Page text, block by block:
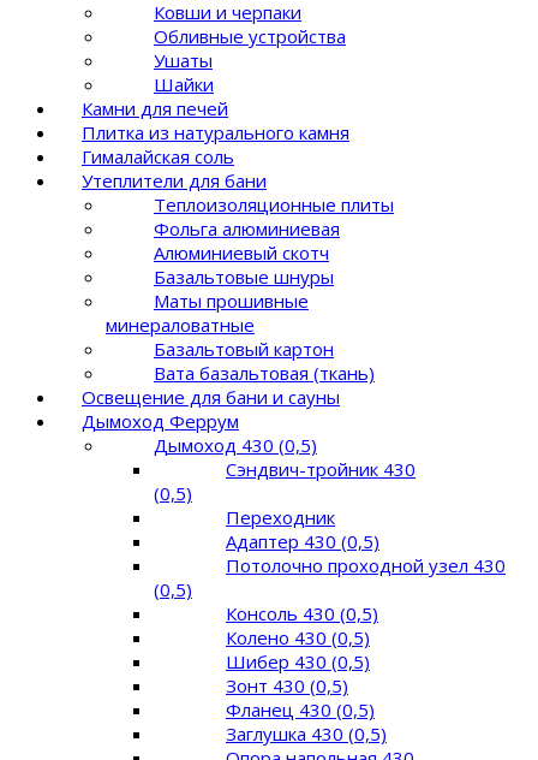
Ковши и черпаки
Обливные устройства
Ушаты
Шайки
Камни для печей
Плитка из натурального камня
Гималайская соль
Утеплители для бани
Теплоизоляционные плиты
Фольга алюминиевая
Алюминиевый скотч
Базальтовые шнуры
Маты прошивные
минераловатные
Базальтовый картон
Вата базальтовая (ткань)
Освещение для бани и сауны
Дымоход Феррум
Дымоход 430 (0,5)
Сэндвич-тройник 430
(0,5)
Переходник
Адаптер 430 (0,5)
Потолочно проходной узел 430
(0,5)
Консоль 430 (0,5)
Колено 430 (0,5)
Шибер 430 (0,5)
Зонт 430 (0,5)
Фланец 430 (0,5)
Заглушка 430 (0,5)